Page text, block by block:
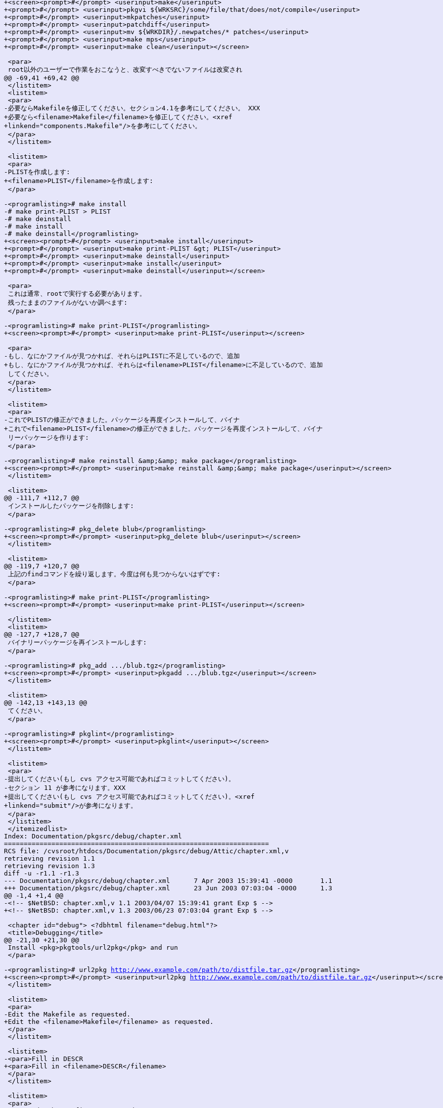
+<screen><prompt>#</prompt> <userinput>make</userinput>
+<prompt>#</prompt> <userinput>pkgvi ${WRKSRC}/some/file/that/does/not/compile</userinput>
+<prompt>#</prompt> <userinput>mkpatches</userinput>
+<prompt>#</prompt> <userinput>patchdiff</userinput>
+<prompt>#</prompt> <userinput>mv ${WRKDIR}/.newpatches/* patches</userinput>
+<prompt>#</prompt> <userinput>make mps</userinput>
+<prompt>#</prompt> <userinput>make clean</userinput></screen>
<para>
root以外のユーザーで作業をおこなうと、改変すべきでないファイルは改変され
@@ -69,41 +69,42 @@
</listitem>
<listitem>
<para>
-必要ならMakefileを修正してください。セクション4.1を参考にしてください。 XXX
+必要なら<filename>Makefile</filename>を修正してください。<xref
+linkend="components.Makefile"/>を参考にしてください。
</para>
</listitem>
<listitem>
<para>
-PLISTを作成します:
+<filename>PLIST</filename>を作成します:
</para>
-<programlisting># make install
-# make print-PLIST > PLIST
-# make deinstall
-# make install
-# make deinstall</programlisting>
+<screen><prompt>#</prompt> <userinput>make install</userinput>
+<prompt>#</prompt> <userinput>make print-PLIST &gt; PLIST</userinput>
+<prompt>#</prompt> <userinput>make deinstall</userinput>
+<prompt>#</prompt> <userinput>make install</userinput>
+<prompt>#</prompt> <userinput>make deinstall</userinput></screen>
<para>
これは通常、rootで実行する必要があります。
残ったままのファイルがないか調べます:
</para>
-<programlisting># make print-PLIST</programlisting>
+<screen><prompt>#</prompt> <userinput>make print-PLIST</userinput></screen>
<para>
-もし、なにかファイルが見つかれば、それらはPLISTに不足しているので、追加
+もし、なにかファイルが見つかれば、それらは<filename>PLIST</filename>に不足しているので、追加
してください。
</para>
</listitem>
<listitem>
<para>
-これでPLISTの修正ができました。パッケージを再度インストールして、バイナ
+これで<filename>PLIST</filename>の修正ができました。パッケージを再度インストールして、バイナ
リーパッケージを作ります:
</para>
-<programlisting># make reinstall &amp;&amp; make package</programlisting>
+<screen><prompt>#</prompt> <userinput>make reinstall &amp;&amp; make package</userinput></screen>
</listitem>
<listitem>
@@ -111,7 +112,7 @@
インストールしたパッケージを削除します:
</para>
-<programlisting># pkg_delete blub</programlisting>
+<screen><prompt>#</prompt> <userinput>pkg_delete blub</userinput></screen>
</listitem>
<listitem>
@@ -119,7 +120,7 @@
上記のfindコマンドを繰り返します。今度は何も見つからないはずです:
</para>
-<programlisting># make print-PLIST</programlisting>
+<screen><prompt>#</prompt> <userinput>make print-PLIST</userinput></screen>
</listitem>
<listitem>
@@ -127,7 +128,7 @@
バイナリーパッケージを再インストールします:
</para>
-<programlisting># pkg_add .../blub.tgz</programlisting>
+<screen><prompt>#</prompt> <userinput>pkgadd .../blub.tgz</userinput></screen>
</listitem>
<listitem>
@@ -142,13 +143,13 @@
てください。
</para>
-<programlisting># pkglint</programlisting>
+<screen><prompt>#</prompt> <userinput>pkglint</userinput></screen>
</listitem>
<listitem>
<para>
-提出してください(もし cvs アクセス可能であればコミットしてください)。
-セクション 11 が参考になります。XXX
+提出してください(もし cvs アクセス可能であればコミットしてください)。<xref
+linkend="submit"/>が参考になります。
</para>
</listitem>
</itemizedlist>
Index: Documentation/pkgsrc/debug/chapter.xml
===================================================================
RCS file: /cvsroot/htdocs/Documentation/pkgsrc/debug/Attic/chapter.xml,v
retrieving revision 1.1
retrieving revision 1.3
diff -u -r1.1 -r1.3
--- Documentation/pkgsrc/debug/chapter.xml	7 Apr 2003 15:39:41 -0000	1.1
+++ Documentation/pkgsrc/debug/chapter.xml	23 Jun 2003 07:03:04 -0000	1.3
@@ -1,4 +1,4 @@
-<!-- $NetBSD: chapter.xml,v 1.1 2003/04/07 15:39:41 grant Exp $ -->
+<!-- $NetBSD: chapter.xml,v 1.3 2003/06/23 07:03:04 grant Exp $ -->
<chapter id="debug"> <?dbhtml filename="debug.html"?>
<title>Debugging</title>
@@ -21,30 +21,30 @@
Install <pkg>pkgtools/url2pkg</pkg> and run
</para>
-<programlisting># url2pkg
http://www.example.com/path/to/distfile.tar.gz</programlisting>
+<screen><prompt>#</prompt> <userinput>url2pkg
http://www.example.com/path/to/distfile.tar.gz</userinput></
</listitem>
<listitem>
<para>
-Edit the Makefile as requested.
+Edit the <filename>Makefile</filename> as requested.
</para>
</listitem>
<listitem>
-<para>Fill in DESCR
+<para>Fill in <filename>DESCR</filename>
</para>
</listitem>
<listitem>
<para>